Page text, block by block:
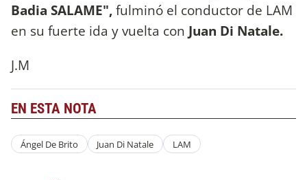
Badia SALAME",fulminó el conductor de LAM
en su fuerte ida y vuelta con Juan Di Natale.
J.M
EN ESTA NOTA
Ángel De Brito Juan Di Natale LAM